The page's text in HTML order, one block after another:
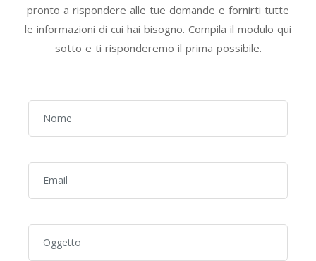
pronto a rispondere alle tue domande e fornirti tutte
le informazioni di cui hai bisogno. Compila il modulo qui
sotto e ti risponderemo il prima possibile.